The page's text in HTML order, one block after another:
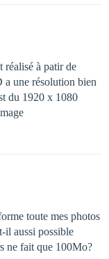
réalisé à patir de
a une résolution bien
du 1920 x 1080
toute mes photos
il aussi possible
ne fait que 100Mo?